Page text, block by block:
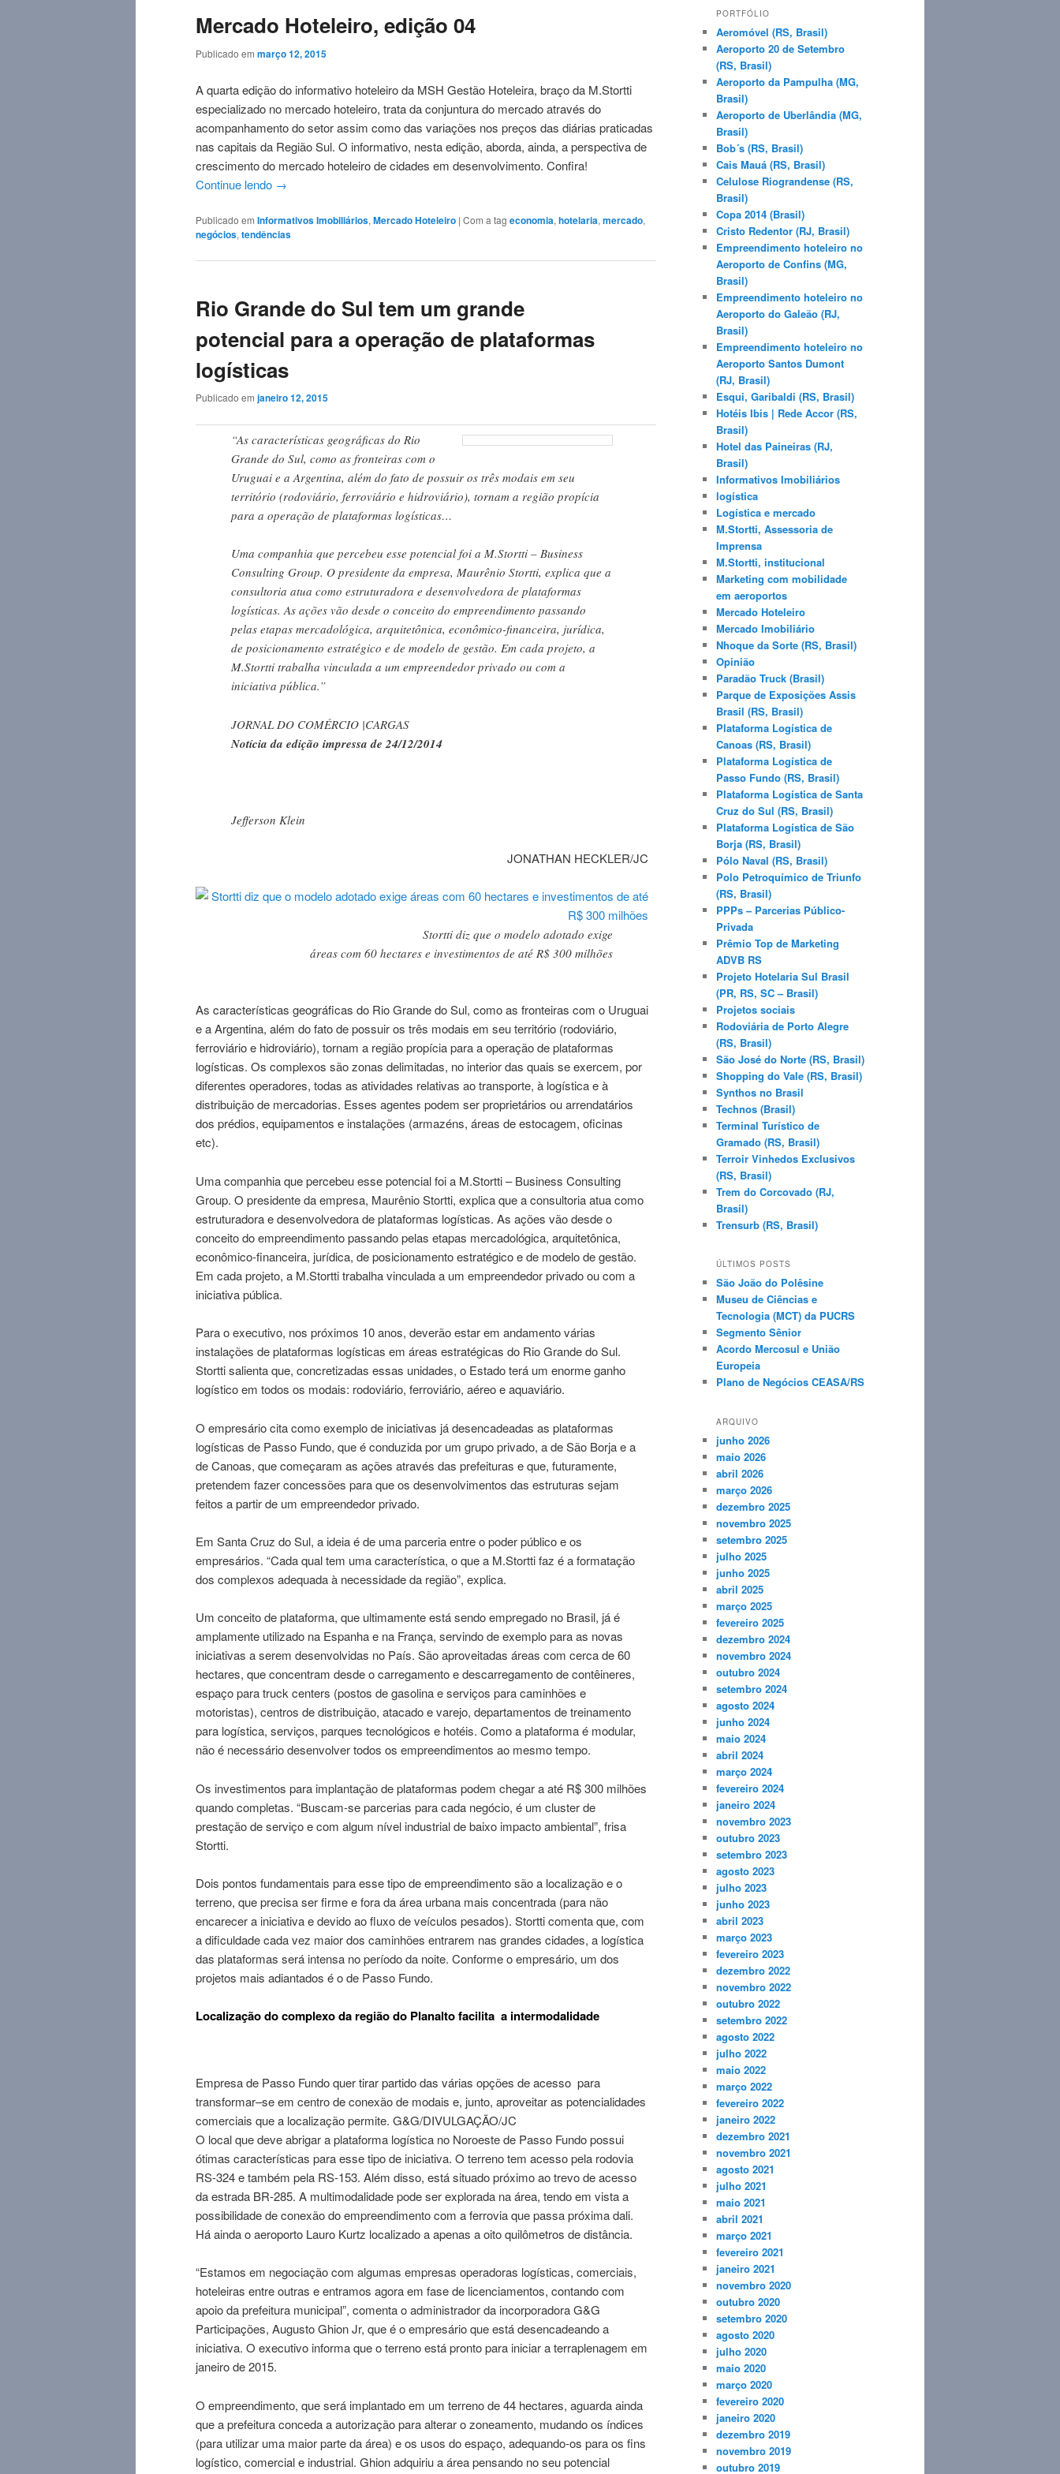
Mercado Hoteleiro, edição 04
Publicado em março 12, 2015
A quarta edição do informativo hoteleiro da MSH Gestão Hoteleira, braço da M.Stortti
especializado no mercado hoteleiro, trata da conjuntura do mercado através do
acompanhamento do setor assim como das variações nos preços das diárias praticadas
nas capitais da Região Sul. O informativo, nesta edição, aborda, ainda, a perspectiva de
crescimento do mercado hoteleiro de cidades em desenvolvimento. Confira!
Continue lendo →
Publicado em Informativos Imobiliários, Mercado Hoteleiro | Com a tag economia, hotelaria, mercado,
negócios, tendências
Rio Grande do Sul tem um grande
potencial para a operação de plataformas
logísticas
Publicado em janeiro 12, 2015
“As características geográficas do Rio
Grande do Sul, como as fronteiras com o
Uruguai e a Argentina, além do fato de possuir os três modais em seu
território (rodoviário, ferroviário e hidroviário), tornam a região propícia
para a operação de plataformas logísticas…
Uma companhia que percebeu esse potencial foi a M.Stortti – Business
Consulting Group. O presidente da empresa, Maurênio Stortti, explica que a
consultoria atua como estruturadora e desenvolvedora de plataformas
logísticas. As ações vão desde o conceito do empreendimento passando
pelas etapas mercadológica, arquitetônica, econômico-financeira, jurídica,
de posicionamento estratégico e de modelo de gestão. Em cada projeto, a
M.Stortti trabalha vinculada a um empreendedor privado ou com a
iniciativa pública.”
JORNAL DO COMÉRCIO |CARGAS
Notícia da edição impressa de 24/12/2014
Jefferson Klein
JONATHAN HECKLER/JC
Stortti diz que o modelo adotado exige
áreas com 60 hectares e investimentos de até R$ 300 milhões
As características geográficas do Rio Grande do Sul, como as fronteiras com o Uruguai
e a Argentina, além do fato de possuir os três modais em seu território (rodoviário,
ferroviário e hidroviário), tornam a região propícia para a operação de plataformas
logísticas. Os complexos são zonas delimitadas, no interior das quais se exercem, por
diferentes operadores, todas as atividades relativas ao transporte, à logística e à
distribuição de mercadorias. Esses agentes podem ser proprietários ou arrendatários
dos prédios, equipamentos e instalações (armazéns, áreas de estocagem, oficinas
etc).
Uma companhia que percebeu esse potencial foi a M.Stortti – Business Consulting
Group. O presidente da empresa, Maurênio Stortti, explica que a consultoria atua como
estruturadora e desenvolvedora de plataformas logísticas. As ações vão desde o
conceito do empreendimento passando pelas etapas mercadológica, arquitetônica,
econômico-financeira, jurídica, de posicionamento estratégico e de modelo de gestão.
Em cada projeto, a M.Stortti trabalha vinculada a um empreendedor privado ou com a
iniciativa pública.
Para o executivo, nos próximos 10 anos, deverão estar em andamento várias
instalações de plataformas logísticas em áreas estratégicas do Rio Grande do Sul.
Stortti salienta que, concretizadas essas unidades, o Estado terá um enorme ganho
logístico em todos os modais: rodoviário, ferroviário, aéreo e aquaviário.
O empresário cita como exemplo de iniciativas já desencadeadas as plataformas
logísticas de Passo Fundo, que é conduzida por um grupo privado, a de São Borja e a
de Canoas, que começaram as ações através das prefeituras e que, futuramente,
pretendem fazer concessões para que os desenvolvimentos das estruturas sejam
feitos a partir de um empreendedor privado.
Em Santa Cruz do Sul, a ideia é de uma parceria entre o poder público e os
empresários. “Cada qual tem uma característica, o que a M.Stortti faz é a formatação
dos complexos adequada à necessidade da região”, explica.
Um conceito de plataforma, que ultimamente está sendo empregado no Brasil, já é
amplamente utilizado na Espanha e na França, servindo de exemplo para as novas
iniciativas a serem desenvolvidas no País. São aproveitadas áreas com cerca de 60
hectares, que concentram desde o carregamento e descarregamento de contêineres,
espaço para truck centers (postos de gasolina e serviços para caminhões e
motoristas), centros de distribuição, atacado e varejo, departamentos de treinamento
para logística, serviços, parques tecnológicos e hotéis. Como a plataforma é modular,
não é necessário desenvolver todos os empreendimentos ao mesmo tempo.
Os investimentos para implantação de plataformas podem chegar a até R$ 300 milhões
quando completas. “Buscam-se parcerias para cada negócio, é um cluster de
prestação de serviço e com algum nível industrial de baixo impacto ambiental”, frisa
Stortti.
Dois pontos fundamentais para esse tipo de empreendimento são a localização e o
terreno, que precisa ser firme e fora da área urbana mais concentrada (para não
encarecer a iniciativa e devido ao fluxo de veículos pesados). Stortti comenta que, com
a dificuldade cada vez maior dos caminhões entrarem nas grandes cidades, a logística
das plataformas será intensa no período da noite. Conforme o empresário, um dos
projetos mais adiantados é o de Passo Fundo.
Localização do complexo da região do Planalto facilita a intermodalidade
Empresa de Passo Fundo quer tirar partido das várias opções de acesso para
transformar–se em centro de conexão de modais e, junto, aproveitar as potencialidades
comerciais que a localização permite. G&G/DIVULGAÇÃO/JC
O local que deve abrigar a plataforma logística no Noroeste de Passo Fundo possui
ótimas características para esse tipo de iniciativa. O terreno tem acesso pela rodovia
RS-324 e também pela RS-153. Além disso, está situado próximo ao trevo de acesso
da estrada BR-285. A multimodalidade pode ser explorada na área, tendo em vista a
possibilidade de conexão do empreendimento com a ferrovia que passa próxima dali.
Há ainda o aeroporto Lauro Kurtz localizado a apenas a oito quilômetros de distância.
“Estamos em negociação com algumas empresas operadoras logísticas, comerciais,
hoteleiras entre outras e entramos agora em fase de licenciamentos, contando com
apoio da prefeitura municipal”, comenta o administrador da incorporadora G&G
Participações, Augusto Ghion Jr, que é o empresário que está desencadeando a
iniciativa. O executivo informa que o terreno está pronto para iniciar a terraplenagem em
janeiro de 2015.
O empreendimento, que será implantado em um terreno de 44 hectares, aguarda ainda
que a prefeitura conceda a autorização para alterar o zoneamento, mudando os índices
(para utilizar uma maior parte da área) e os usos do espaço, adequando-os para os fins
logístico, comercial e industrial. Ghion adquiriu a área pensando no seu potencial
q
i
s
a
r
PORTFÓLIO
Aeromóvel (RS, Brasil)
Aeroporto 20 de Setembro
(RS, Brasil)
Aeroporto da Pampulha (MG,
Brasil)
Aeroporto de Uberlândia (MG,
Brasil)
Bob´s (RS, Brasil)
Cais Mauá (RS, Brasil)
Celulose Riograndense (RS,
Brasil)
Copa 2014 (Brasil)
Cristo Redentor (RJ, Brasil)
Empreendimento hoteleiro no
Aeroporto de Confins (MG,
Brasil)
Empreendimento hoteleiro no
Aeroporto do Galeão (RJ,
Brasil)
Empreendimento hoteleiro no
Aeroporto Santos Dumont
(RJ, Brasil)
Esqui, Garibaldi (RS, Brasil)
Hotéis Ibis | Rede Accor (RS,
Brasil)
Hotel das Paineiras (RJ,
Brasil)
Informativos Imobiliários
logística
Logística e mercado
M.Stortti, Assessoria de
Imprensa
M.Stortti, institucional
Marketing com mobilidade
em aeroportos
Mercado Hoteleiro
Mercado Imobiliário
Nhoque da Sorte (RS, Brasil)
Opinião
Paradão Truck (Brasil)
Parque de Exposições Assis
Brasil (RS, Brasil)
Plataforma Logística de
Canoas (RS, Brasil)
Plataforma Logística de
Passo Fundo (RS, Brasil)
Plataforma Logística de Santa
Cruz do Sul (RS, Brasil)
Plataforma Logística de São
Borja (RS, Brasil)
Pólo Naval (RS, Brasil)
Polo Petroquímico de Triunfo
(RS, Brasil)
PPPs – Parcerias Público-
Privada
Prêmio Top de Marketing
ADVB RS
Projeto Hotelaria Sul Brasil
(PR, RS, SC – Brasil)
Projetos sociais
Rodoviária de Porto Alegre
(RS, Brasil)
São José do Norte (RS, Brasil)
Shopping do Vale (RS, Brasil)
Synthos no Brasil
Technos (Brasil)
Terminal Turístico de
Gramado (RS, Brasil)
Terroir Vinhedos Exclusivos
(RS, Brasil)
Trem do Corcovado (RJ,
Brasil)
Trensurb (RS, Brasil)
ÚLTIMOS POSTS
São João do Polêsine
Museu de Ciências e
Tecnologia (MCT) da PUCRS
Segmento Sênior
Acordo Mercosul e União
Europeia
Plano de Negócios CEASA/RS
ARQUIVO
junho 2026
maio 2026
abril 2026
março 2026
dezembro 2025
novembro 2025
setembro 2025
julho 2025
junho 2025
abril 2025
março 2025
fevereiro 2025
dezembro 2024
novembro 2024
outubro 2024
setembro 2024
agosto 2024
junho 2024
maio 2024
abril 2024
março 2024
fevereiro 2024
janeiro 2024
novembro 2023
outubro 2023
setembro 2023
agosto 2023
julho 2023
junho 2023
abril 2023
março 2023
fevereiro 2023
dezembro 2022
novembro 2022
outubro 2022
setembro 2022
agosto 2022
julho 2022
maio 2022
março 2022
fevereiro 2022
janeiro 2022
dezembro 2021
novembro 2021
agosto 2021
julho 2021
maio 2021
abril 2021
março 2021
fevereiro 2021
janeiro 2021
novembro 2020
outubro 2020
setembro 2020
agosto 2020
julho 2020
maio 2020
março 2020
fevereiro 2020
janeiro 2020
dezembro 2019
novembro 2019
outubro 2019